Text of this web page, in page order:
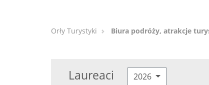
Orły Turystyki Biura podróży, atrakcje
Laureaci 2026